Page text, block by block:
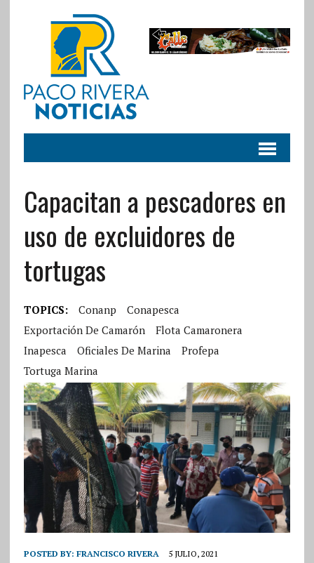
Capacitan a pescadores en
uso de excluidores de
tortugas
TOPICS: Conanp
Conapesca
Exportación De Camarón
Flota Camaronera
Inapesca
Oficiales De Marina
Profepa
Tortuga Marina
POSTED BY: FRANCISCO RIVERA 5 JULIO, 2021